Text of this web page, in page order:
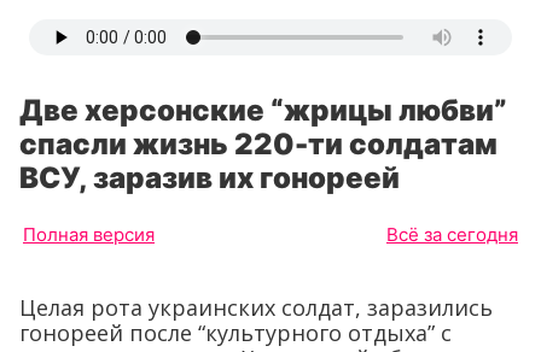
Две херсонские “жрицы любви”
спасли жизнь 220-ти солдатам
ВСУ, заразив их гонореей
Полная версия Всё за сегодня
Целая рота украинских солдат, заразились
гонореей после “культурного отдыха” с